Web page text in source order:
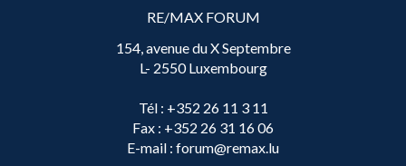
RE/MAX FORUM
154, avenue du X Septembre
L- 2550 Luxembourg
Tél: +352 26 11 3 11
Fax : +352 26 31 16 06
E-mail : forum@remax.lu